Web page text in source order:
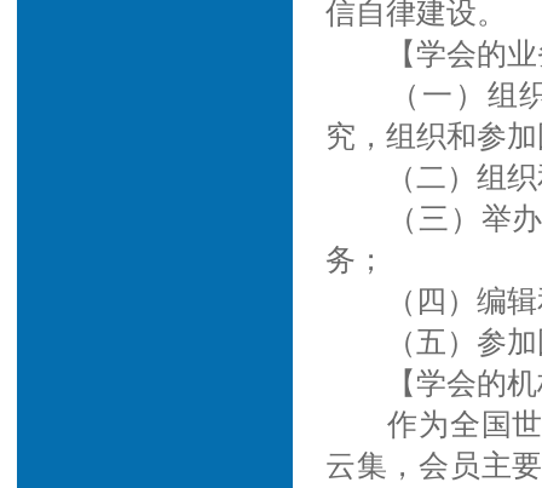
信自律建设。
【学会的
（一）
究，组织和参
（二）组
（三）举
务；
（四）编
（五）参
【学会的
作为全国
云集，会员主